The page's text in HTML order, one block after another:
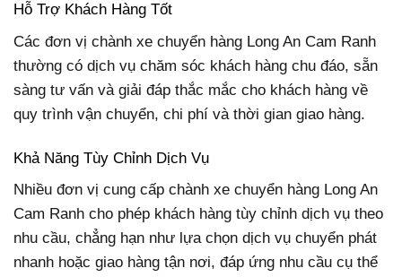
Hỗ Trợ Khách Hàng Tốt
Các đơn vị chành xe chuyển hàng Long An Cam Ranh
thường có dịch vụ chăm sóc khách hàng chu đáo, sẵn
sàng tư vấn và giải đáp thắc mắc cho khách hàng về
quy trình vận chuyển, chi phí và thời gian giao hàng.
Khả Năng Tùy Chỉnh Dịch Vụ
Nhiều đơn vị cung cấp chành xe chuyển hàng Long An
Cam Ranh cho phép khách hàng tùy chỉnh dịch vụ theo
nhu cầu, chẳng hạn như lựa chọn dịch vụ chuyển phát
nhanh hoặc giao hàng tận nơi, đáp ứng nhu cầu cụ thể